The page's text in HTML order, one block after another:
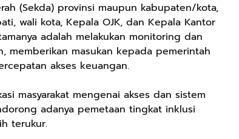
(Sekda) provinsi maupun kabupaten/kota,
wali kota, Kepala OJK, dan Kepala Kantor
adalah melakukan monitoring dan
memberikan masukan kepada pemerintah
akses keuangan.
masyarakat mengenai akses dan sistem
adanya pemetaan tingkat inklusi
terukur.